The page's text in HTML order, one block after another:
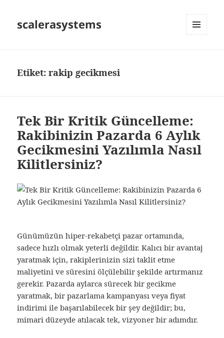
scalerasystems
Etiket:rakip gecikmesi
Tek Bir Kritik Güncelleme:
Rakibinizin Pazarda 6 Aylık
Gecikmesini Yazılımla Nasıl
Kilitlersiniz?
Günümüzün hiper-rekabetçi pazar ortamında,
sadece hızlı olmak yeterli değildir. Kalıcı bir avantaj
yaratmak için, rakiplerinizin sizi taklit etme
maliyetini ve süresini ölçülebilir şekilde artırmanız
gerekir. Pazarda aylarca sürecek bir gecikme
yaratmak, bir pazarlama kampanyası veya fiyat
indirimi ile başarılabilecek bir şey değildir; bu,
mimari düzeyde atılacak tek, vizyoner bir adımdır.